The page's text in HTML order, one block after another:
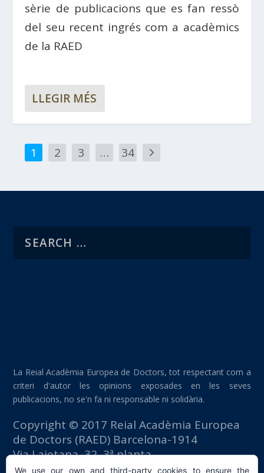
sèrie de publicacions que es fan ressò
del seu recent ingrés com a acadèmics
de la RAED
LLEGIR MÉS
1 2 3 … 34
La Reial Acadèmia Europea de Doctors, tot respectant com a
criteri d'autor les opinions exposades en les seves
publicacions, no se'n fa ni responsable ni solidària.
Copyright © 2017 Reial Acadèmia Europea
de Doctors (RAED) Barcelona-1914
Via Laietana, 32, 3ª planta
Edifici Foment del Treball
We use our own and third-party cookies to ensure the